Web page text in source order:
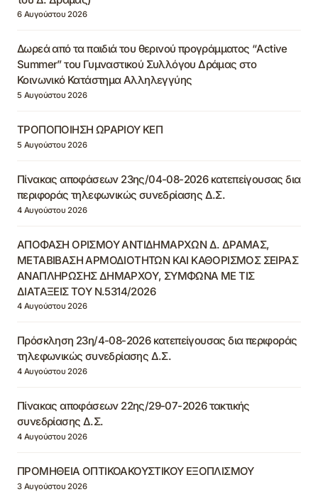
6 Αυγούστου 2026
Δωρεά από τα παιδιά του θερινού προγράμματος “Active
Summer” του Γυμναστικού Συλλόγου Δράμας στο
Κοινωνικό Κατάστημα Αλληλεγγύης
5 Αυγούστου 2026
ΤΡΟΠΟΠΟΙΗΣΗ ΩΡΑΡΙΟΥ ΚΕΠ
5 Αυγούστου 2026
Πίνακας αποφάσεων 23ης/04-08-2026 κατεπείγουσας δια
περιφοράς τηλεφωνικώς συνεδρίασης Δ.Σ.
4 Αυγούστου 2026
ΑΠΟΦΑΣΗ ΟΡΙΣΜΟΥ ΑΝΤΙΔΗΜΑΡΧΩΝ Δ. ΔΡΑΜΑΣ,
ΜΕΤΑΒΙΒΑΣΗ ΑΡΜΟΔΙΟΤΗΤΩΝ ΚΑΙ ΚΑΘΟΡΙΣΜΟΣ ΣΕΙΡΑΣ
ΑΝΑΠΛΗΡΩΣΗΣ ΔΗΜΑΡΧΟΥ, ΣΥΜΦΩΝΑ ΜΕ ΤΙΣ
ΔΙΑΤΑΞΕΙΣ ΤΟΥ Ν.5314/2026
4 Αυγούστου 2026
Πρόσκληση 23η/4-08-2026 κατεπείγουσας δια περιφοράς
τηλεφωνικώς συνεδρίασης Δ.Σ.
4 Αυγούστου 2026
Πίνακας αποφάσεων 22ης/29-07-2026 τακτικής
συνεδρίασης Δ.Σ.
4 Αυγούστου 2026
ΠΡΟΜΗΘΕΙΑ ΟΠΤΙΚΟΑΚΟΥΣΤΙΚΟΥ ΕΞΟΠΛΙΣΜΟΥ
3 Αυγούστου 2026